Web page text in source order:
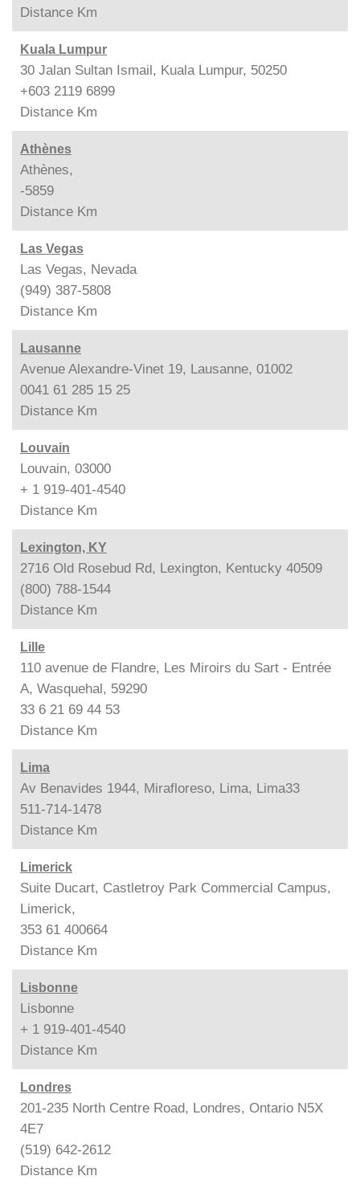
Distance Km
Kuala Lumpur
30 Jalan Sultan Ismail, Kuala Lumpur, 50250
+603 2119 6899
Distance Km
Athènes
Athènes,
-5859
Distance Km
Las Vegas
Las Vegas, Nevada
(949) 387-5808
Distance Km
Lausanne
Avenue Alexandre-Vinet 19, Lausanne, 01002
0041 61 285 15 25
Distance Km
Louvain
Louvain, 03000
+ 1 919-401-4540
Distance Km
Lexington, KY
2716 Old Rosebud Rd, Lexington, Kentucky 40509
(800) 788-1544
Distance Km
Lille
110 avenue de Flandre, Les Miroirs du Sart - Entrée
A, Wasquehal, 59290
33 6 21 69 44 53
Distance Km
Lima
Av Benavides 1944, Mirafloreso, Lima, Lima33
511-714-1478
Distance Km
Limerick
Suite Ducart, Castletroy Park Commercial Campus,
Limerick,
353 61 400664
Distance Km
Lisbonne
Lisbonne
+ 1 919-401-4540
Distance Km
Londres
201-235 North Centre Road, Londres, Ontario N5X
4E7
(519) 642-2612
Distance Km